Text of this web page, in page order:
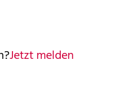
Jetzt melden